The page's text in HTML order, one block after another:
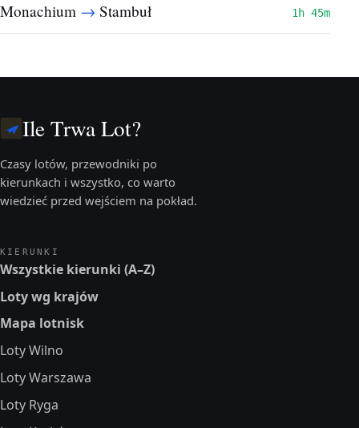
Monachium → Stambuł 1h 45m
Ile Trwa Lot?
Czasy lotów, przewodniki po
kierunkach i wszystko, co warto
wiedzieć przed wejściem na pokład.
KIERUNKI
Wszystkie kierunki (A–Z)
Loty wg krajów
Mapa lotnisk
Loty Wilno
Loty Warszawa
Loty Ryga